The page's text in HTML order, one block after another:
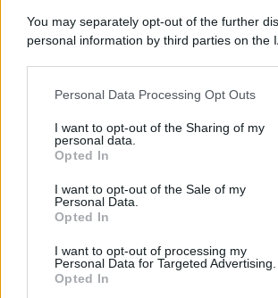
You may separately opt-out of the further
personal information by third parties on the
This information may also be disclosed by
disclose it to other third parties.
Please note that this website/app uses one
services and may gather and store
not limited to your visit or usage behaviour.
grant or deny consent to Google and its
consent section.
Personal Data Processing Opt Outs
I want to opt-out of the Sharing of my
personal data.
Opted In
I want to opt-out of the Sale of my
Personal Data.
Opted In
I want to opt-out of processing my
Personal Data for Targeted Advertising.
Opted In
Categorie
Gossip
Televisione
Programmi TV
Amici
Ballando Con Le Stelle